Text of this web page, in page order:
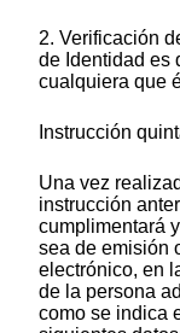
2. Verificación
de Identidad es
cualquiera que
Instrucción
Una vez
instrucción
cumplimentará
sea de emisión
electrónico, en
de la persona
como se indica